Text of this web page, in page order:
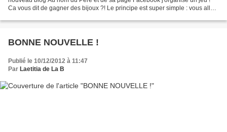
Ca vous dit de gagner des bijoux ?! Le principe est super simple : vous allez
BONNE NOUVELLE !
Publié le 10/12/2012 à 11:47
Par Laetitia de La B